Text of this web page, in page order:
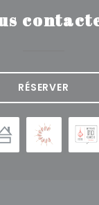
RÉSERVER